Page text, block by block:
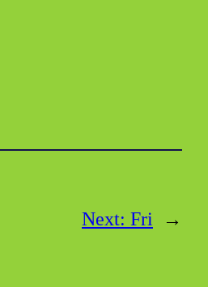
Next: Fri →